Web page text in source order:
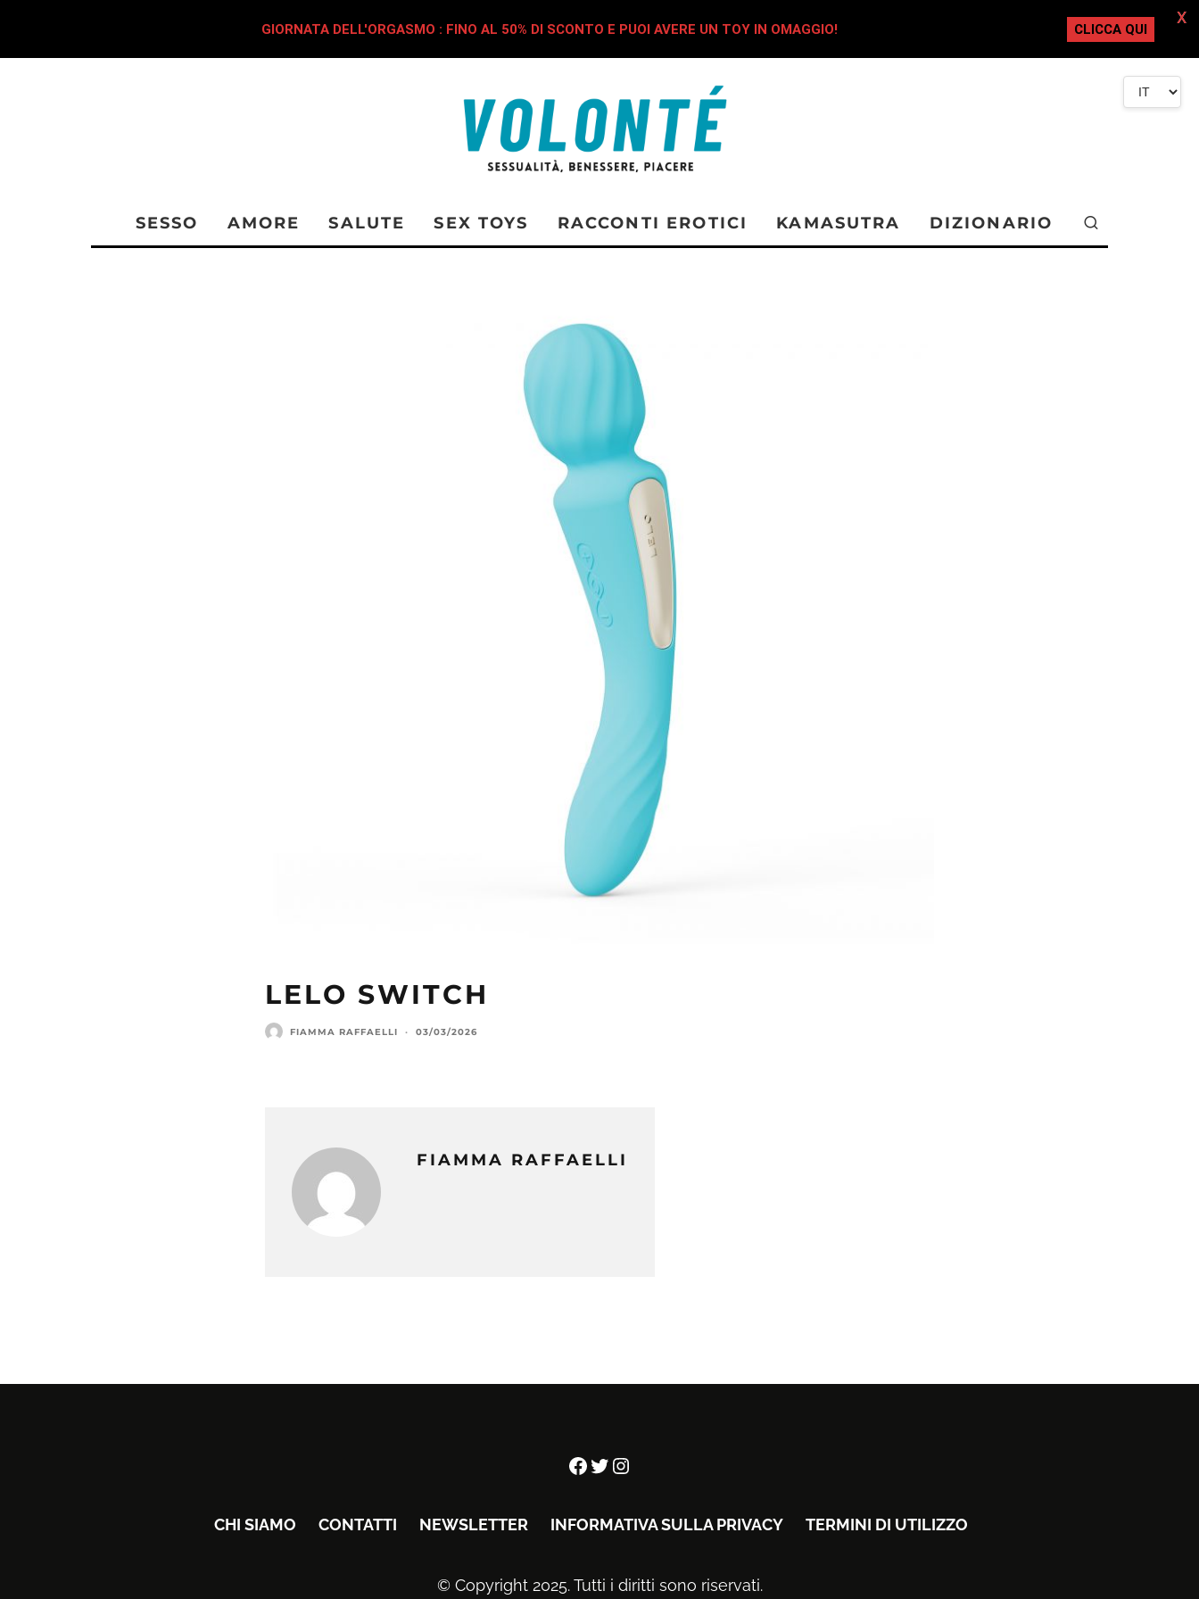
SESSO AMORE SALUTE SEX TOYS RACCONTI EROTICI KAMASUTRA DIZIONARIO
LELO SWITCH
FIAMMA RAFFAELLI · 03/03/2026
FIAMMA RAFFAELLI
Facebook
Twitter
Instagram
CHI SIAMO CONTATTI NEWSLETTER INFORMATIVA SULLA PRIVACY TERMINI DI UTILIZZO
© Copyright 2025. Tutti i diritti sono riservati.
GIORNATA DELL'ORGASMO : FINO AL 50% DI SCONTO E PUOI AVERE UN TOY IN OMAGGIO! CLICCA QUI
X